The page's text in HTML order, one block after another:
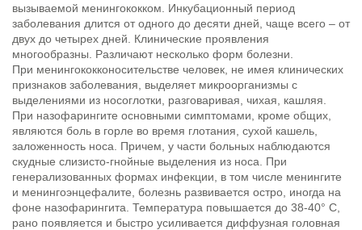
вызываемой менингококком. Инкубационный период
заболевания длится от одного до десяти дней, чаще всего – от
двух до четырех дней. Клинические проявления
многообразны. Различают несколько форм болезни.
При менингококконосительстве человек, не имея клинических
признаков заболевания, выделяет микроорганизмы с
выделениями из носоглотки, разговаривая, чихая, кашляя.
При назофарингите основными симптомами, кроме общих,
являются боль в горле во время глотания, сухой кашель,
заложенность носа. Причем, у части больных наблюдаются
скудные слизисто-гнойные выделения из носа. При
генерализованных формах инфекции, в том числе менингите
и менингоэнцефалите, болезнь развивается остро, иногда на
фоне назофарингита. Температура повышается до 38-40° C,
рано появляется и быстро усиливается диффузная головная